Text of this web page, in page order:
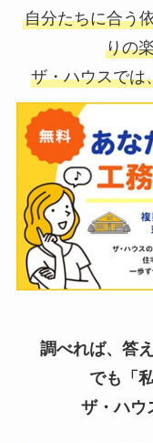
自分たちに合う
りの
ザ・ハウスでは
調べれば、答
でも「
ザ・ハウ